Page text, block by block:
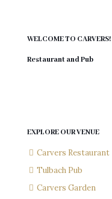
WELCOME TO CARVERS!
Restaurant and Pub
EXPLORE OUR VENUE
Carvers Restaurant
Tulbach Pub
Carvers Garden